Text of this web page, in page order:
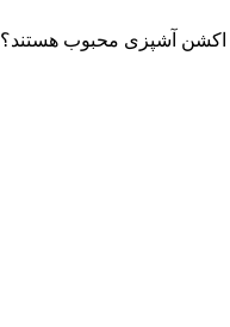
اکشن آشپزی محبوب هستند؟